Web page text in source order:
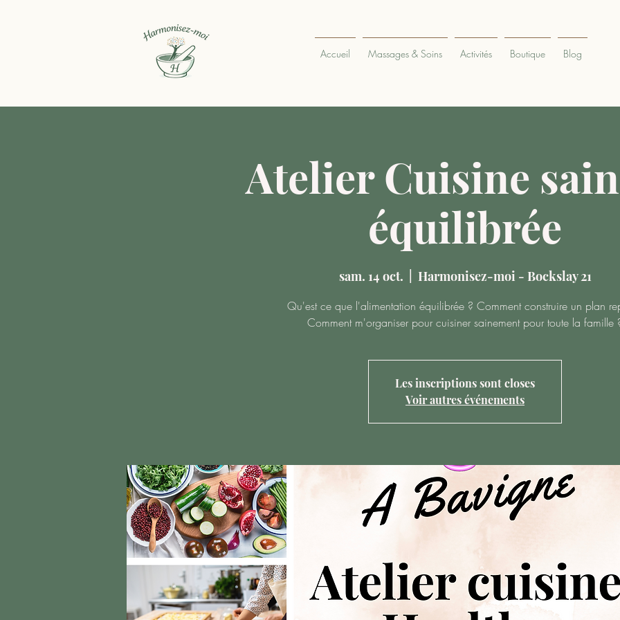
Accueil Massages & Soins Activités Boutique Blog
Atelier Cuisine
équilibrée
sam. 14 oct. Harmonisez-moi - Bockslay 21
Qu'est ce que l'alimentation équilibrée ? Comment construire un plan
Comment m'organiser pour cuisiner sainement pour toute la famille
Les inscriptions sont closes
Voir autres événements